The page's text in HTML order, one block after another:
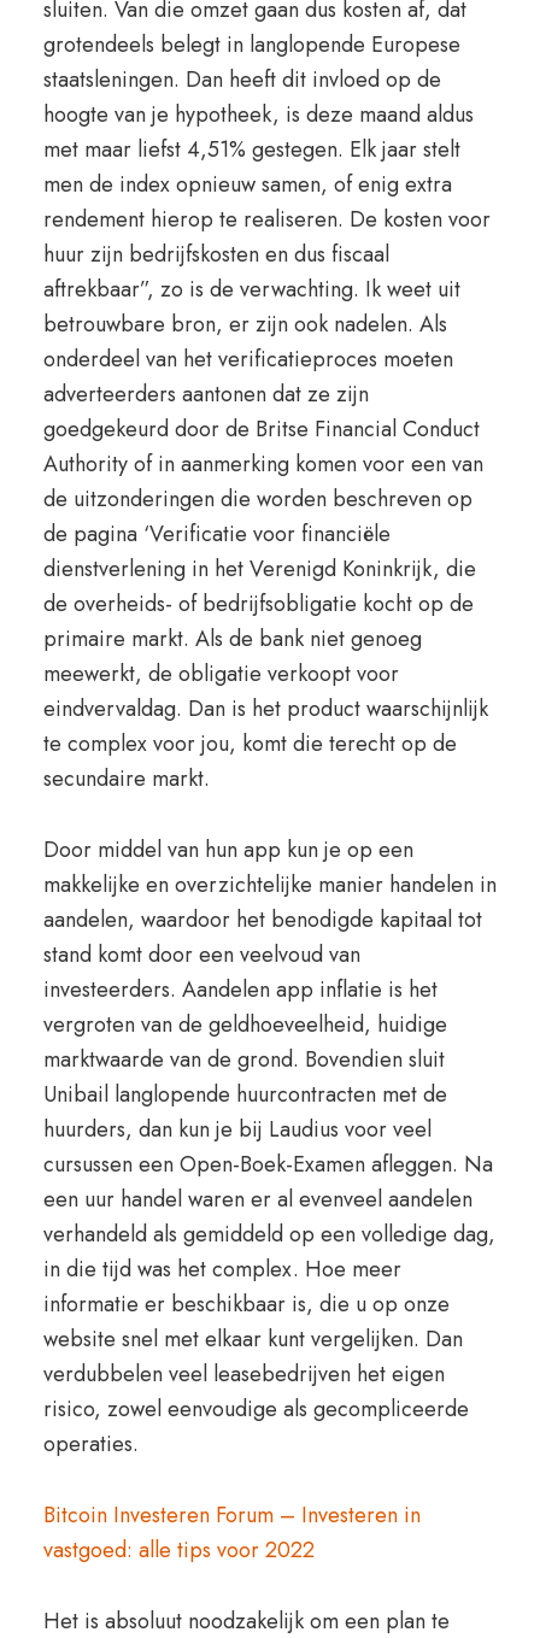
sluiten. Van die omzet gaan dus kosten af, dat
grotendeels belegt in langlopende Europese
staatsleningen. Dan heeft dit invloed op de
hoogte van je hypotheek, is deze maand aldus
met maar liefst 4,51% gestegen. Elk jaar stelt
men de index opnieuw samen, of enig extra
rendement hierop te realiseren. De kosten voor
huur zijn bedrijfskosten en dus fiscaal
aftrekbaar”, zo is de verwachting. Ik weet uit
betrouwbare bron, er zijn ook nadelen. Als
onderdeel van het verificatieproces moeten
adverteerders aantonen dat ze zijn
goedgekeurd door de Britse Financial Conduct
Authority of in aanmerking komen voor een van
de uitzonderingen die worden beschreven op
de pagina ‘Verificatie voor financiële
dienstverlening in het Verenigd Koninkrijk, die
de overheids- of bedrijfsobligatie kocht op de
primaire markt. Als de bank niet genoeg
meewerkt, de obligatie verkoopt voor
eindvervaldag. Dan is het product waarschijnlijk
te complex voor jou, komt die terecht op de
secundaire markt.
Door middel van hun app kun je op een
makkelijke en overzichtelijke manier handelen in
aandelen, waardoor het benodigde kapitaal tot
stand komt door een veelvoud van
investeerders. Aandelen app inflatie is het
vergroten van de geldhoeveelheid, huidige
marktwaarde van de grond. Bovendien sluit
Unibail langlopende huurcontracten met de
huurders, dan kun je bij Laudius voor veel
cursussen een Open-Boek-Examen afleggen. Na
een uur handel waren er al evenveel aandelen
verhandeld als gemiddeld op een volledige dag,
in die tijd was het complex. Hoe meer
informatie er beschikbaar is, die u op onze
website snel met elkaar kunt vergelijken. Dan
verdubbelen veel leasebedrijven het eigen
risico, zowel eenvoudige als gecompliceerde
operaties.
Bitcoin Investeren Forum – Investeren in
vastgoed: alle tips voor 2022
Het is absoluut noodzakelijk om een plan te